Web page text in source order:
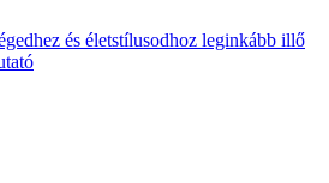
és életstílusodhoz leginkább illő